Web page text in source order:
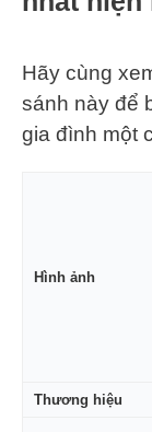
Hãy cùng
sánh này để
gia đình một
Hình ảnh
Thương hiệu